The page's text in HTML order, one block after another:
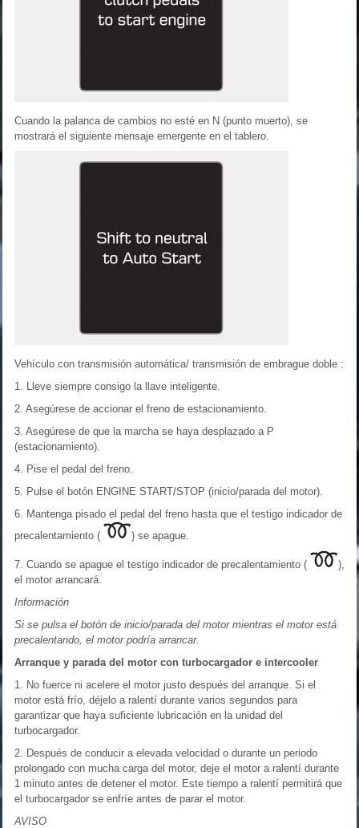
Cuando la palanca de cambios no esté en N (punto muerto), se
mostrará el siguiente mensaje emergente en el tablero.
Vehículo con transmisión automática/ transmisión de embrague doble :
1. Lleve siempre consigo la llave inteligente.
2. Asegúrese de accionar el freno de estacionamiento.
3. Asegúrese de que la marcha se haya desplazado a P
(estacionamiento).
4. Pise el pedal del freno.
5. Pulse el botón ENGINE START/STOP (inicio/parada del motor).
6. Mantenga pisado el pedal del freno hasta que el testigo indicador de
precalentamiento (
) se apague.
7. Cuando se apague el testigo indicador de precalentamiento (
),
el motor arrancará.
Información
Si se pulsa el botón de inicio/parada del motor mientras el motor está
precalentando, el motor podría arrancar.
Arranque y parada del motor con turbocargador e intercooler
1. No fuerce ni acelere el motor justo después del arranque. Si el
motor está frío, déjelo a ralentí durante varios segundos para
garantizar que haya suficiente lubricación en la unidad del
turbocargador.
2. Después de conducir a elevada velocidad o durante un periodo
prolongado con mucha carga del motor, deje el motor a ralentí durante
1 minuto antes de detener el motor. Este tiempo a ralentí permitirá que
el turbocargador se enfríe antes de parar el motor.
AVISO